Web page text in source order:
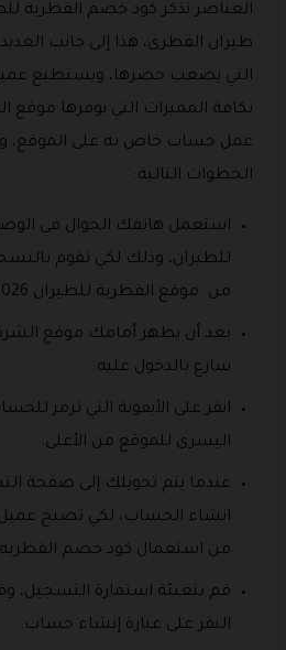
العناصر نذكر كود خصم القطرية
طيران القطري، هذا إلى جانب
التي يصعب حصرها، ويستطيع
بكافة المميزات التي يوفرها موقع
عمل حساب خاص به على الموقع،
الخطوات التالية:
استعمل هاتفك الجوال في
للطيران، وذلك لكي تقوم
من موقع القطرية للطيران 2026.
بعد أن يظهر أمامك موقع
سارع بالدخول عليه.
انقر على الأيقونة التي ترمز
اليسرى للموقع من الأعلى.
عندما يتم تحويلك إلى صفحة
انشاء الحساب، لكي تصبح
من استعمال كود خصم القطرية
قم بتعبئة استمارة التسجيل،
النقر على عبارة إنشاء حساب.